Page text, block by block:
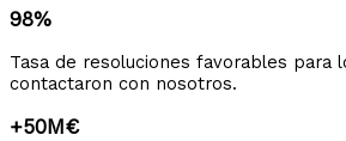
98%
Tasa de resoluciones favorables para
contactaron con nosotros.
+50M€